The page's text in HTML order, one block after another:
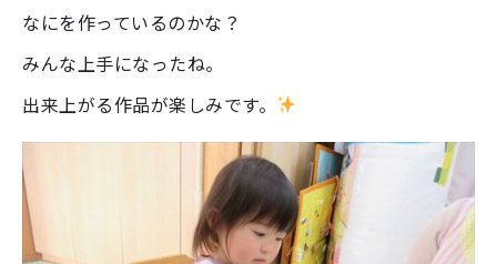
なにを作っているのかな？
みんな上手になったね。
出来上がる作品が楽しみです。